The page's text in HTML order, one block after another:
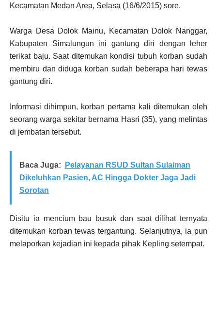
Kecamatan Medan Area, Selasa (16/6/2015) sore.
Warga Desa Dolok Mainu, Kecamatan Dolok Nanggar,
Kabupaten Simalungun ini gantung diri dengan leher
terikat baju. Saat ditemukan kondisi tubuh korban sudah
membiru dan diduga korban sudah beberapa hari tewas
gantung diri.
Informasi dihimpun, korban pertama kali ditemukan oleh
seorang warga sekitar bernama Hasri (35), yang melintas
di jembatan tersebut.
Baca Juga:
Pelayanan RSUD Sultan Sulaiman
Dikeluhkan Pasien, AC Hingga Dokter Jaga Jadi
Sorotan
Disitu ia mencium bau busuk dan saat dilihat ternyata
ditemukan korban tewas tergantung. Selanjutnya, ia pun
melaporkan kejadian ini kepada pihak Kepling setempat.